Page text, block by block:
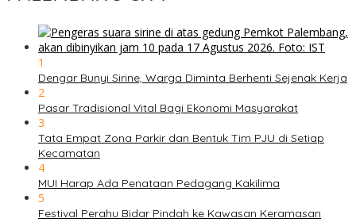
1
Dengar Bunyi Sirine, Warga Diminta Berhenti Sejenak Kerja
2
Pasar Tradisional Vital Bagi Ekonomi Masyarakat
3
Tata Empat Zona Parkir dan Bentuk Tim PJU di Setiap
Kecamatan
4
MUI Harap Ada Penataan Pedagang Kakilima
5
Festival Perahu Bidar Pindah ke Kawasan Keramasan